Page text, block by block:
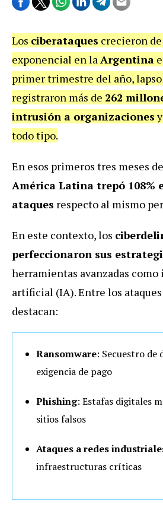
Los ciberataques crecieron
exponencial en laArgentina
primer trimestre del año, lapso
registraron más de 262
intrusión a organizaciones
todo tipo.
En esos primeros tres meses
América Latina trepó 108%
ataques respecto al mismo
En este contexto, los
perfeccionaron sus
herramientas avanzadas como
artificial (IA).Entre los
destacan:
Ransomware: Secuestro de
exigencia de pago
Phishing: Estafas digitales
sitios falsos
Ataques a redes
infraestructuras críticas